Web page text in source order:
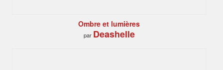
Ombre et lumières
par Deashelle